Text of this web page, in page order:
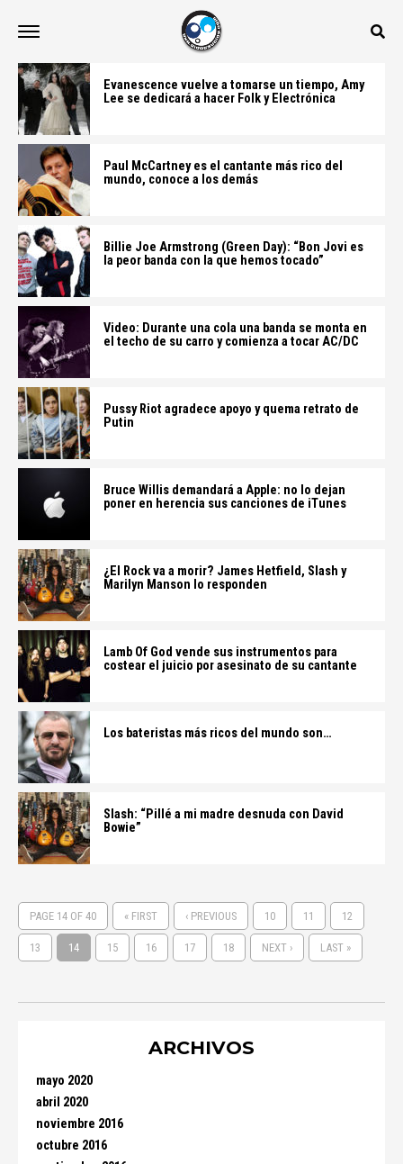
Evanescence vuelve a tomarse un tiempo, Amy
Lee se dedicará a hacer Folk y Electrónica
Paul McCartney es el cantante más rico del
mundo, conoce a los demás
Billie Joe Armstrong (Green Day): “Bon Jovi es
la peor banda con la que hemos tocado”
Video: Durante una cola una banda se monta en
el techo de su carro y comienza a tocar AC/DC
Pussy Riot agradece apoyo y quema retrato de
Putin
Bruce Willis demandará a Apple: no lo dejan
poner en herencia sus canciones de iTunes
¿El Rock va a morir? James Hetfield, Slash y
Marilyn Manson lo responden
Lamb Of God vende sus instrumentos para
costear el juicio por asesinato de su cantante
Los bateristas más ricos del mundo son…
Slash: “Pillé a mi madre desnuda con David
Bowie”
PAGE 14 OF 40 « FIRST ‹ PREVIOUS 10 11 12
13 14 15 16 17 18 NEXT › LAST »
ARCHIVOS
mayo 2020
abril 2020
noviembre 2016
octubre 2016